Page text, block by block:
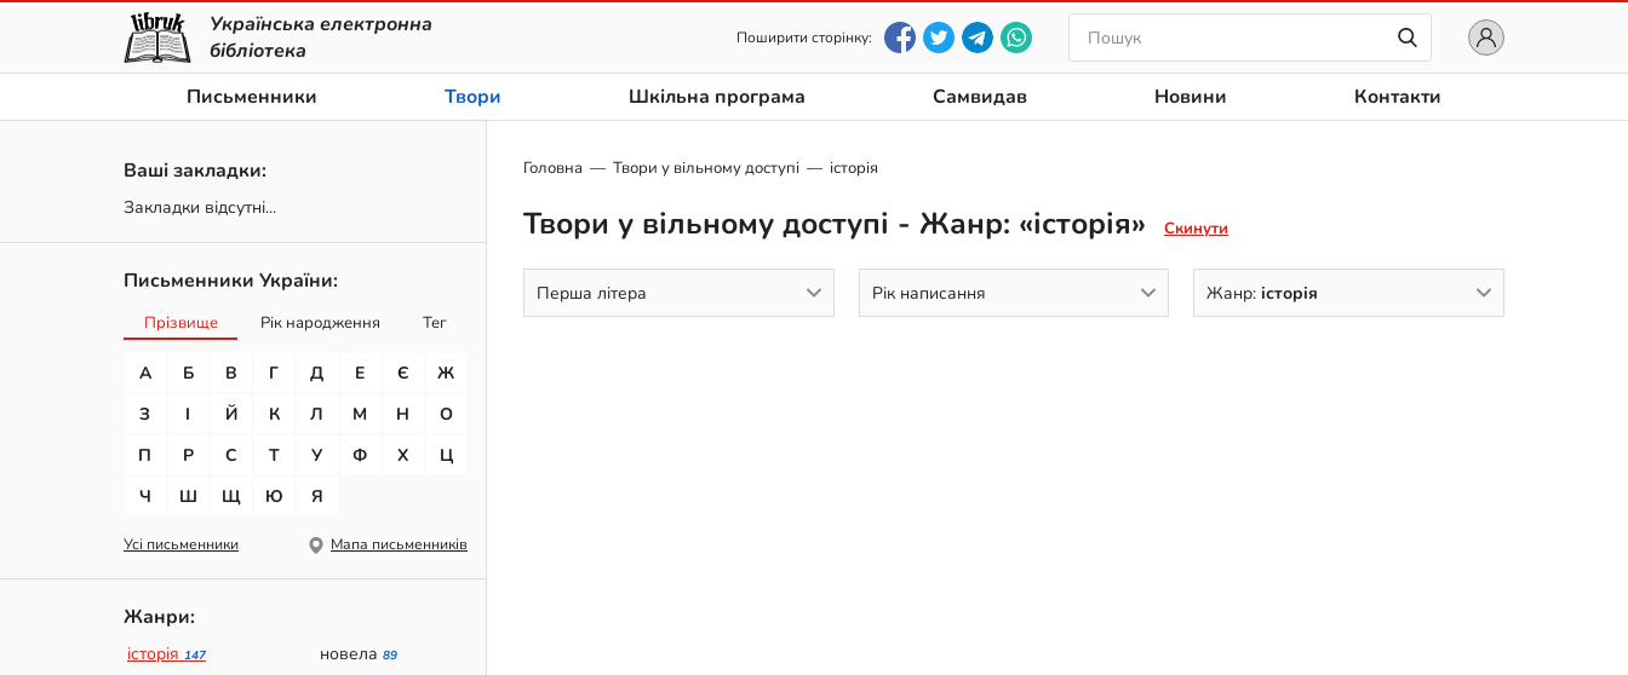
Українська електронна
бібліотека
Поширити сторінку:
Письменники Твори Шкільна програма Самвидав Новини Контакти
Ваші закладки:
Закладки відсутні...
Письменники України:
Прізвище Рік народження Тег
А Б В Г Д Е Є
Ж
З
І Й К Л М Н
О
П
Р С Т У Ф Х
Ц
Ч
Ш Щ Ю Я
Усі письменники Мапа письменників
Жанри:
історія 147 новела 89
Головна Твори у вільному доступі історія
Твори у вільному доступі - Жанр: «історія» Скинути
Перша літера Рік написання Жанр: історія